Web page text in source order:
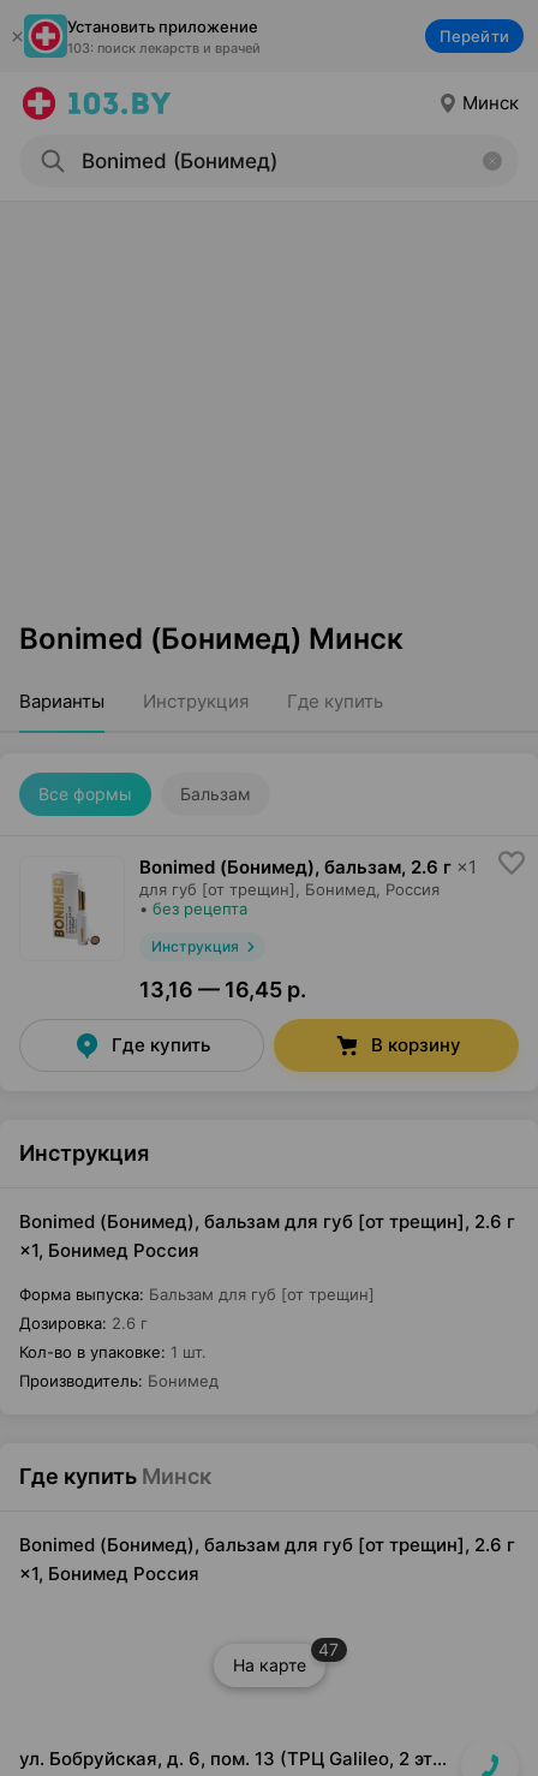
Установить приложение
103: поиск лекарств и врачей
Перейти
Минск
Bonimed (Бонимед) Минск
Варианты Инструкция Где купить
Все формы Бальзам
Bonimed (Бонимед), бальзам, 2.6 г ×1
для губ [от трещин], Бонимед , Россия
• без рецепта
Инструкция
13,16 — 16,45 р.
Где купить В корзину
Инструкция
Bonimed (Бонимед), бальзам для губ [от трещин], 2.6 г
×1, Бонимед Россия
Форма выпуска: Бальзам для губ [от трещин]
Дозировка: 2.6 г
Кол-во в упаковке: 1 шт.
Производитель: Бонимед
Где купить Минск
Bonimed (Бонимед), бальзам для губ [от трещин], 2.6 г
×1, Бонимед Россия
На карте
47
ул. Бобруйская, д. 6, пом. 13 (ТРЦ Galileo, 2 этаж, рядом с м-ом "Соседи")